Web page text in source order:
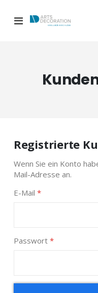
Navigation
Registrierte
Wenn Sie ein Konto
Mail-Adresse an.
E-Mail
Passwort